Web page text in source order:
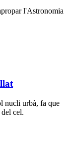
l'Astronomia
nucli urbà, fa que
cel.